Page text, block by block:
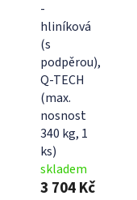
-
hliníková
(s
podpěrou),
Q-TECH
(max.
nosnost
340 kg, 1
ks)
skladem
3 704 Kč